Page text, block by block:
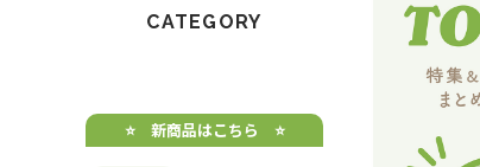
CATEGORY
⭐️ 新商品はこちら ⭐️